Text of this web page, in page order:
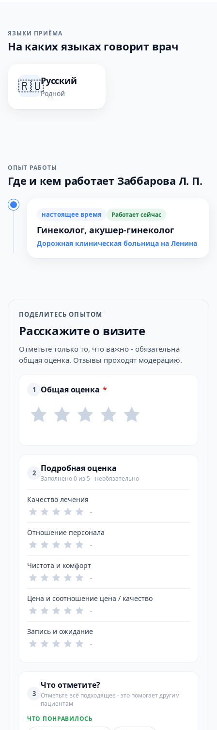
ЯЗЫКИ ПРИЁМА
На каких языках говорит врач
🇷🇺Русский
Родной
ОПЫТ РАБОТЫ
Где и кем работает Заббарова Л. П.
настоящее время Работает сейчас
Гинеколог, акушер-гинеколог
Дорожная клиническая больница на Ленина
ПОДЕЛИТЕСЬ ОПЫТОМ
Расскажите о визите
Отметьте только то, что важно - обязательна
общая оценка. Отзывы проходят модерацию.
1 Общая оценка *
2 Подробная оценка
Заполнено 0 из 5 - необязательно
Качество лечения
-
Отношение персонала
-
Чистота и комфорт
-
Цена и соотношение цена / качество
-
Запись и ожидание
-
3
Что отметите?
Отметьте всё подходящее - это помогает другим
пациентам
ЧТО ПОНРАВИЛОСЬ